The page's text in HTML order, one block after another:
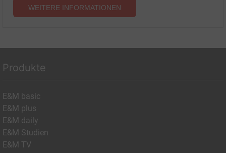
WEITERE INFORMATIONEN
Produkte
E&M basic
E&M plus
E&M daily
E&M Studien
E&M TV